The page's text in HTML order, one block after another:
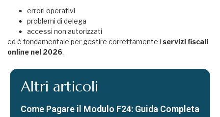
errori operativi
problemi di delega
accessi non autorizzati
ed è fondamentale per gestire correttamente i servizi fiscali
online nel 2026.
Altri articoli
Come Pagare il Modulo F24: Guida Completa